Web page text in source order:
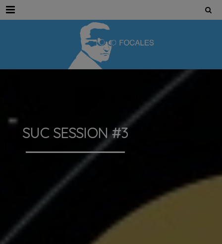
Menu
SUC SESSION #3